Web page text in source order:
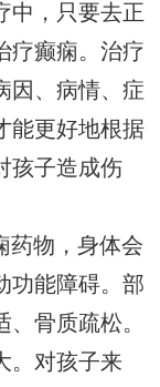
中，只要去正
疗癫痫。治疗
因、病情、症
能更好地根据
孩子造成伤
药物，身体会
功能障碍。部
骨质疏松。
。对孩子来